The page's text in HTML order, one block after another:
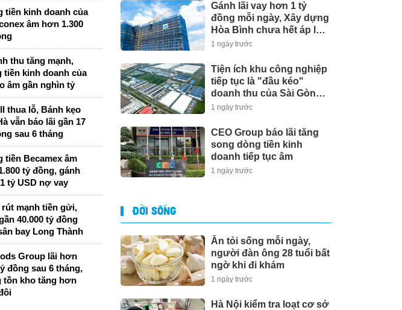
tiền kinh doanh của
âm hơn 1.300
thu tăng mạnh,
tiền kinh doanh của
âm gần nghìn tỷ
thua lỗ, Bánh kẹo
vẫn báo lãi gần 17
sau 6 tháng
tiền Becamex âm
tỷ đồng, gánh
tỷ USD nợ vay
rút mạnh tiền gửi,
40.000 tỷ đồng
bay Long Thành
Group lãi hơn
đồng sau 6 tháng,
tồn kho tăng hơn
Gánh lãi vay hơn 1 tỷ
đồng mỗi ngày, Xây dựng
Hòa Bình chưa hết áp lực
tài chính
1 ngày trước
Tiện ích khu công nghiệp
tiếp tục là "đầu kéo"
doanh thu của Sài Gòn
VRG
1 ngày trước
CEO Group báo lãi tăng
song dòng tiền kinh
doanh tiếp tục âm
1 ngày trước
ĐỜI SỐNG
Ăn tỏi sống mỗi ngày,
người đàn ông 28 tuổi bất
ngờ khi đi khám
1 ngày trước
Hà Nội kiểm tra loạt cơ sở